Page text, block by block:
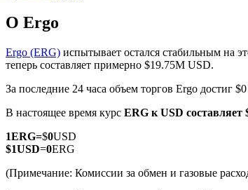
Фьючерсы на COIN-M
Криптовалютные фьючерсы
О Ergo
Ergo (ERG) испытывает остался стабильным на
теперь составляет примерно $19.75M USD.
За последние 24 часа объем торгов Ergo достиг
В настоящее время курс ERG к USD составляет
1ERG=$0USD
$1USD=0ERG
(Примечание: Комиссии за обмен и газовые